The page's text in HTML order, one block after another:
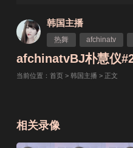
韩国主播
热舞 afchinatv
afchinatvBJ朴慧仪
当前位置： 首页 > 韩国主播 > 正文
相关录像